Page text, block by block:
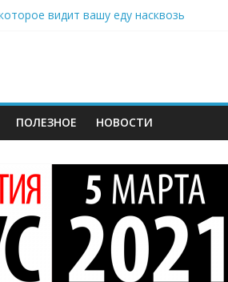
видит вашу еду насквозь
ПОЛЕЗНОЕ НОВОСТИ